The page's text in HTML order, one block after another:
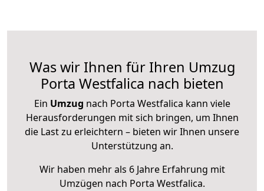
Was wir Ihnen für Ihren Umzug
Porta Westfalica nach bieten
Ein Umzug nach Porta Westfalica kann viele
Herausforderungen mit sich bringen, um Ihnen
die Last zu erleichtern – bieten wir Ihnen unsere
Unterstützung an.
Wir haben mehr als 6 Jahre Erfahrung mit
Umzügen nach Porta Westfalica.